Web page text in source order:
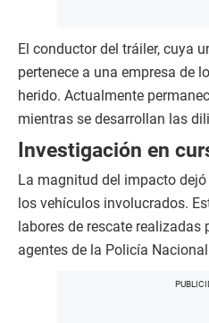
El conductor del tráiler, cuya
pertenece a una empresa de
herido. Actualmente
mientras se desarrollan las
Investigación en
La magnitud del impacto
los vehículos involucrados.
labores de rescate
agentes de la Policía